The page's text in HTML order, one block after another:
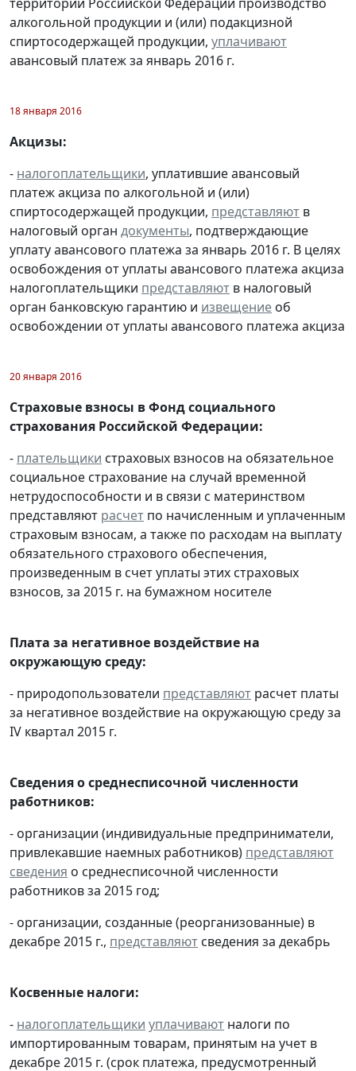
алкогольной продукции и (или) подакцизной
спиртосодержащей продукции, уплачивают
авансовый платеж за январь 2016 г.
18 января 2016
Акцизы:
- налогоплательщики, уплатившие авансовый
платеж акциза по алкогольной и (или)
спиртосодержащей продукции, представляют в
налоговый орган документы, подтверждающие
уплату авансового платежа за январь 2016 г. В целях
освобождения от уплаты авансового платежа акциза
налогоплательщики представляют в налоговый
орган банковскую гарантию и извещение об
освобождении от уплаты авансового платежа акциза
20 января 2016
Страховые взносы в Фонд социального
страхования Российской Федерации:
- плательщики страховых взносов на обязательное
социальное страхование на случай временной
нетрудоспособности и в связи с материнством
представляют расчет по начисленным и уплаченным
страховым взносам, а также по расходам на выплату
обязательного страхового обеспечения,
произведенным в счет уплаты этих страховых
взносов, за 2015 г. на бумажном носителе
Плата за негативное воздействие на
окружающую среду:
- природопользователи представляют расчет платы
за негативное воздействие на окружающую среду за
IV квартал 2015 г.
Сведения о среднесписочной численности
работников:
- организации (индивидуальные предприниматели,
привлекавшие наемных работников) представляют
сведения о среднесписочной численности
работников за 2015 год;
- организации, созданные (реорганизованные) в
декабре 2015 г., представляют сведения за декабрь
Косвенные налоги:
- налогоплательщики уплачивают налоги по
импортированным товарам, принятым на учет в
декабре 2015 г. (срок платежа, предусмотренный